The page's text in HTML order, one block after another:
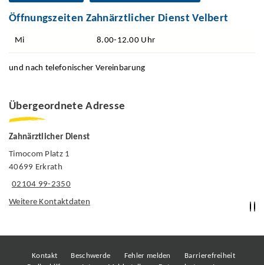
Öffnungszeiten Zahnärztlicher Dienst Velbert
Mi 8.00-12.00 Uhr
und nach telefonischer Vereinbarung
Übergeordnete Adresse
Zahnärztlicher Dienst
Timocom Platz 1
40699 Erkrath
02104 99-2350
Weitere Kontaktdaten
Kontakt Beschwerde Fehler melden
Barrierefreiheit